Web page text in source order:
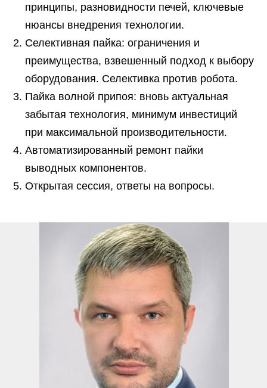
принципы, разновидности печей, ключевые
нюансы внедрения технологии.
Селективная пайка: ограничения и
преимущества, взвешенный подход к выбору
оборудования. Селективка против робота.
Пайка волной припоя: вновь актуальная
забытая технология, минимум инвестиций
при максимальной производительности.
Автоматизированный ремонт пайки
выводных компонентов.
Открытая сессия, ответы на вопросы.